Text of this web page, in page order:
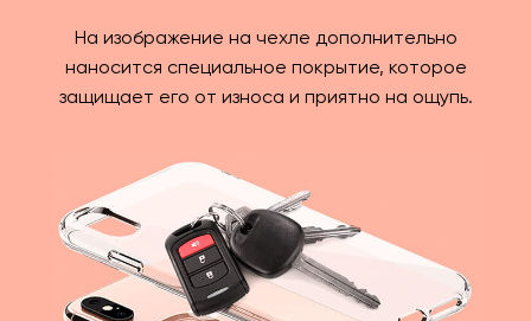
На изображение на чехле дополнительно
наносится специальное покрытие, которое
защищает его от износа и приятно на ощупь.